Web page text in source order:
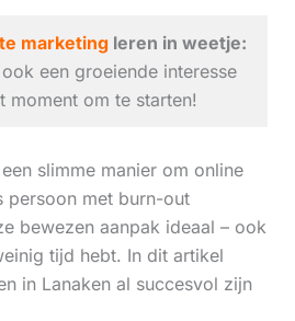
marketingleren in weetje:
een groeiende interesse
moment om te starten!
slimme manier om online
persoon met burn-out
bewezen aanpak ideaal – ook
tijd hebt. In dit artikel
in Lanaken al succesvol zijn